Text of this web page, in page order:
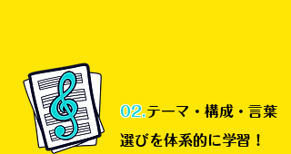
02.テーマ・構成・言葉
選びを体系的に学習！